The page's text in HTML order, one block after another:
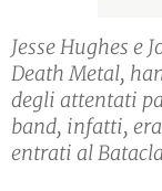
Jesse Hughes e
Death Metal,
degli attentati
band, infatti,
entrati al